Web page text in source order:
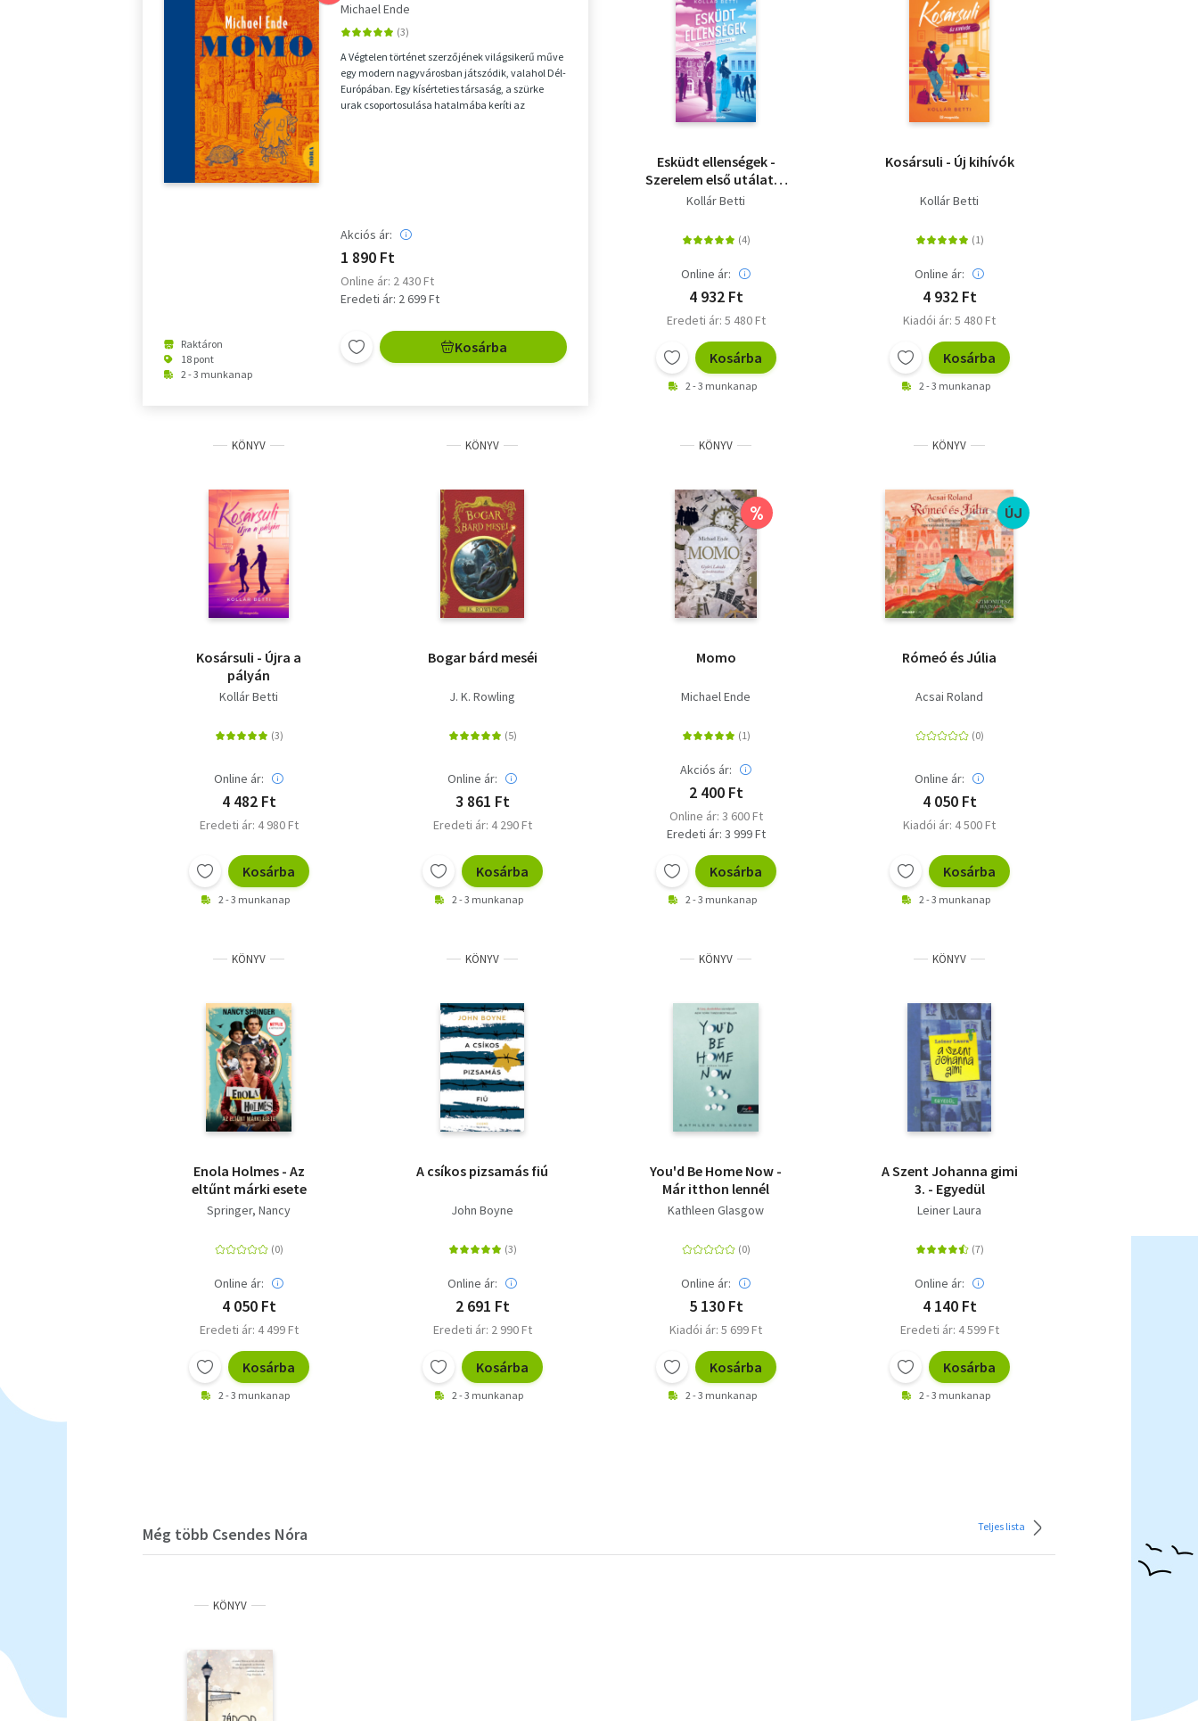
Raktáron
18 pont
2 - 3 munkanap
Michael Ende
A Végtelen történet szerzőjének világsikerű műve
egy modern nagyvárosban játszódik, valahol Dél-
Európában. Egy kísérteties társaság, a szürke
urak csoportosulása hatalmába keríti az
Akciós ár:
1 890 Ft
Online ár: 2 430 Ft
Eredeti ár: 2 699 Ft
Kosárba
Esküdt ellenségek -
Szerelem első utálatra
1. - (Különleges kiadás)
Kollár Betti
Online ár:
4 932 Ft
Eredeti ár: 5 480 Ft
Kosárba
2 - 3 munkanap
Kosársuli - Új kihívók
Kollár Betti
Online ár:
4 932 Ft
Kiadói ár: 5 480 Ft
Kosárba
2 - 3 munkanap
KÖNYV
Kosársuli - Újra a
pályán
Kollár Betti
Online ár:
4 482 Ft
Eredeti ár: 4 980 Ft
Kosárba
2 - 3 munkanap
KÖNYV
Bogar bárd meséi
J. K. Rowling
Online ár:
3 861 Ft
Eredeti ár: 4 290 Ft
Kosárba
2 - 3 munkanap
KÖNYV
%
Momo
Michael Ende
Akciós ár:
2 400 Ft
Online ár: 3 600 Ft
Eredeti ár: 3 999 Ft
Kosárba
2 - 3 munkanap
KÖNYV
ÚJ
Rómeó és Júlia
Acsai Roland
Online ár:
4 050 Ft
Kiadói ár: 4 500 Ft
Kosárba
2 - 3 munkanap
KÖNYV
Enola Holmes - Az
eltűnt márki esete
Springer, Nancy
Online ár:
4 050 Ft
Eredeti ár: 4 499 Ft
Kosárba
2 - 3 munkanap
KÖNYV
A csíkos pizsamás fiú
John Boyne
Online ár:
2 691 Ft
Eredeti ár: 2 990 Ft
Kosárba
2 - 3 munkanap
KÖNYV
You'd Be Home Now -
Már itthon lennél
Kathleen Glasgow
Online ár:
5 130 Ft
Kiadói ár: 5 699 Ft
Kosárba
2 - 3 munkanap
KÖNYV
A Szent Johanna gimi
3. - Egyedül
Leiner Laura
Online ár:
4 140 Ft
Eredeti ár: 4 599 Ft
Kosárba
2 - 3 munkanap
Még több Csendes Nóra Teljes lista
KÖNYV